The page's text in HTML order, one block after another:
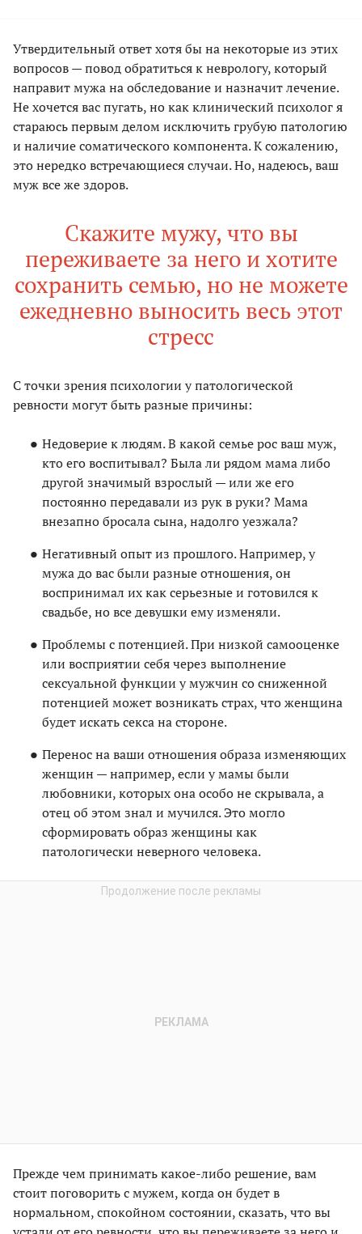
Утвердительный ответ хотя бы на некоторые из этих
вопросов — повод обратиться к неврологу, который
направит мужа на обследование и назначит лечение.
Не хочется вас пугать, но как клинический психолог я
стараюсь первым делом исключить грубую патологию
и наличие соматического компонента. К сожалению,
это нередко встречающиеся случаи. Но, надеюсь, ваш
муж все же здоров.
Скажите мужу, что вы
переживаете за него и хотите
сохранить семью, но не можете
ежедневно выносить весь этот
стресс
С точки зрения психологии у патологической
ревности могут быть разные причины:
Недоверие к людям. В какой семье рос ваш муж,
кто его воспитывал? Была ли рядом мама либо
другой значимый взрослый — или же его
постоянно передавали из рук в руки? Мама
внезапно бросала сына, надолго уезжала?
Негативный опыт из прошлого. Например, у
мужа до вас были разные отношения, он
воспринимал их как серьезные и готовился к
свадьбе, но все девушки ему изменяли.
Проблемы с потенцией. При низкой самооценке
или восприятии себя через выполнение
сексуальной функции у мужчин со сниженной
потенцией может возникать страх, что женщина
будет искать секса на стороне.
Перенос на ваши отношения образа изменяющих
женщин — например, если у мамы были
любовники, которых она особо не скрывала, а
отец об этом знал и мучился. Это могло
сформировать образ женщины как
патологически неверного человека.
Прежде чем принимать какое-либо решение, вам
стоит поговорить с мужем, когда он будет в
нормальном, спокойном состоянии, сказать, что вы